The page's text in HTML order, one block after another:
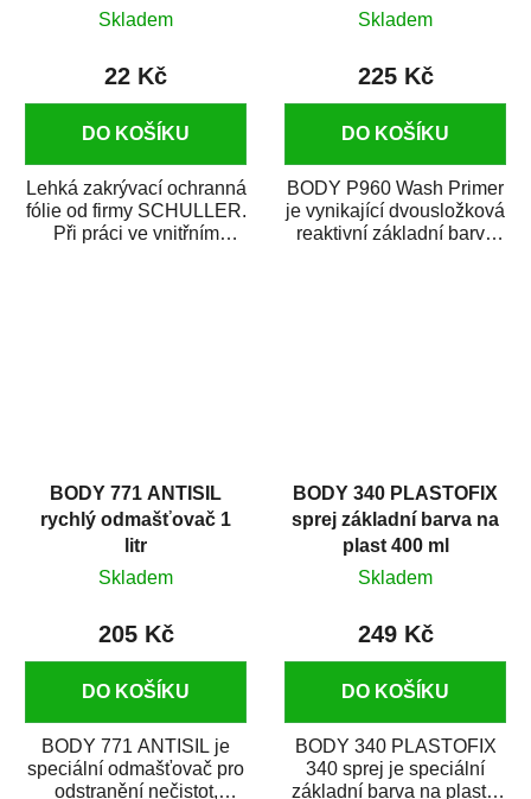
Skladem
22 Kč
DO KOŠÍKU
Lehká zakrývací ochranná
fólie od firmy SCHULLER.
Při práci ve vnitřním
Skladem
225 Kč
DO KOŠÍKU
BODY P960 Wash Primer
je vynikající dvousložková
reaktivní základní barva
BODY 771 ANTISIL
rychlý odmašťovač 1
litr
Skladem
205 Kč
DO KOŠÍKU
BODY 771 ANTISIL je
speciální odmašťovač pro
odstranění nečistot,
BODY 340 PLASTOFIX
sprej základní barva na
plast 400 ml
Skladem
249 Kč
DO KOŠÍKU
BODY 340 PLASTOFIX
340 sprej je speciální
základní barva na plasty,